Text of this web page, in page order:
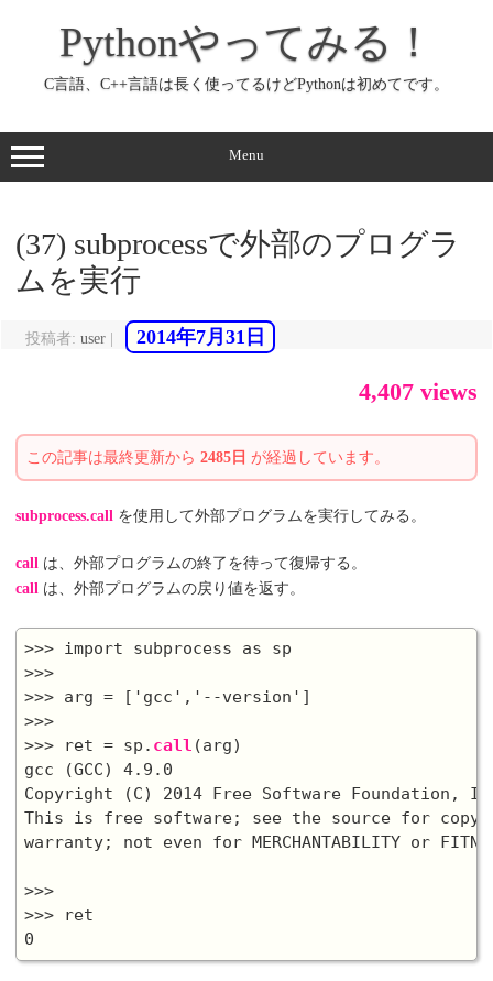
ッ
プ
Pythonやってみる！
C言語、C++言語は長く使ってるけどPythonは初めてです。
Menu
(37) subprocessで外部のプログラ
ムを実行
投稿者: user 2014年7月31日
4,407 views
この記事は最終更新から 2485日 が経過しています。
subprocess.call を使用して外部プログラムを実行してみる。
call は、外部プログラムの終了を待って復帰する。
call は、外部プログラムの戻り値を返す。
>>> import subprocess as sp
>>>
>>> arg = ['gcc','--version']
>>>
>>> ret = sp. call (arg)
gcc (GCC) 4.9.0
Copyright (C) 2014 Free Software Foundation,
This is free software; see the source for
warranty; not even for MERCHANTABILITY or
>>>
>>> ret